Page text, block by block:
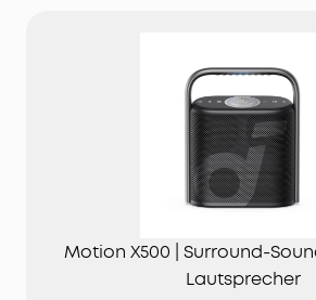
Motion X500 | Surround-
Lautsprecher